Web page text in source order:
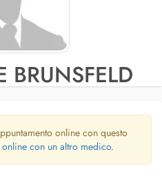
BRUNSFELD
online con questo
con un altro medico.